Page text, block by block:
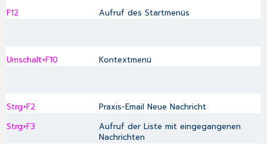
F12
Aufruf des Startmenüs
Umschalt+F10 Kontextmenü
Strg+F2
Praxis-Email Neue Nachricht
Strg+F3
Aufruf der Liste mit eingegangenen
Nachrichten